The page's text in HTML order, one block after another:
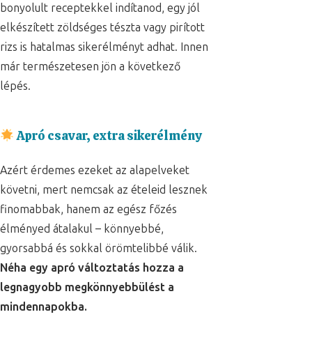
bonyolult receptekkel indítanod, egy jól
elkészített zöldséges tészta vagy pirított
rizs is hatalmas sikerélményt adhat. Innen
már természetesen jön a következő
lépés.
Apró csavar, extra sikerélmény
Azért érdemes ezeket az alapelveket
követni, mert nemcsak az ételeid lesznek
finomabbak, hanem az egész főzés
élményed átalakul – könnyebbé,
gyorsabbá és sokkal örömtelibbé válik.
Néha egy apró változtatás hozza a
legnagyobb megkönnyebbülést a
mindennapokba.